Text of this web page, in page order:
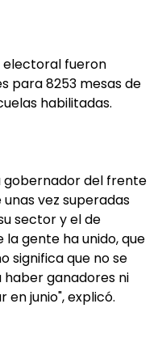
electoral fueron
para 8253 mesas de
habilitadas.
del frente
vez superadas
sector y el de
la gente ha unido, que
significa que no se
haber ganadores ni
en junio", explicó.